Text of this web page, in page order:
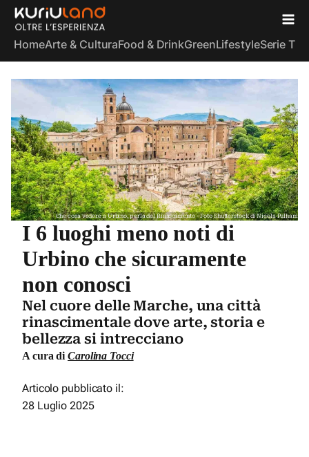
HomeArte & CulturaFood & DrinkGreenLifestyleSerie TV
Che cosa vedere a Urbino, perla del Rinascimento - Foto Shutterstock di Nicola Pulham
I 6 luoghi meno noti di
Urbino che sicuramente
non conosci
Nel cuore delle Marche, una città
rinascimentale dove arte, storia e
bellezza si intrecciano
A cura di Carolina Tocci
Articolo pubblicato il:
28 Luglio 2025